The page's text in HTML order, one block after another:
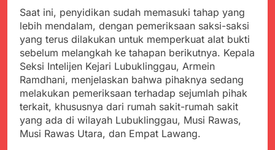
Perkembangan
Terbaru Kasus Dago
Elos
Juli 20, 2024
Kejaksaan Negeri Kab
Sukabumi didesak usut
Tuntas Dugaan
penyelewengan
Pengadaan Buku Simi
Juli 19, 2024
Diduga Kuat
Inspektorat Kab,
Sukabumi
menyalahgunakan
Anggaran Thn 2023.
Juli 19, 2024
Sambut Tahun Ajaran
Baru, Satgas Yonif
310/KK Ajak Pelajar
Juli 19, 2024
Saat ini, penyidikan sudah memasuki tahap yang
lebih mendalam, dengan pemeriksaan saksi-saksi
yang terus dilakukan untuk memperkuat alat bukti
sebelum melangkah ke tahapan berikutnya. Kepala
Seksi Intelijen Kejari Lubuklinggau, Armein
Ramdhani, menjelaskan bahwa pihaknya sedang
melakukan pemeriksaan terhadap sejumlah pihak
terkait, khususnya dari rumah sakit-rumah sakit
yang ada di wilayah Lubuklinggau, Musi Rawas,
Musi Rawas Utara, dan Empat Lawang.